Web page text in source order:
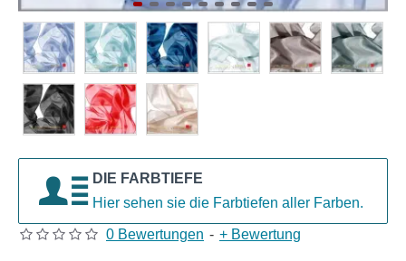
DIE FARBTIEFE
Hier sehen sie die Farbtiefen aller Farben.
0 Bewertungen - + Bewertung